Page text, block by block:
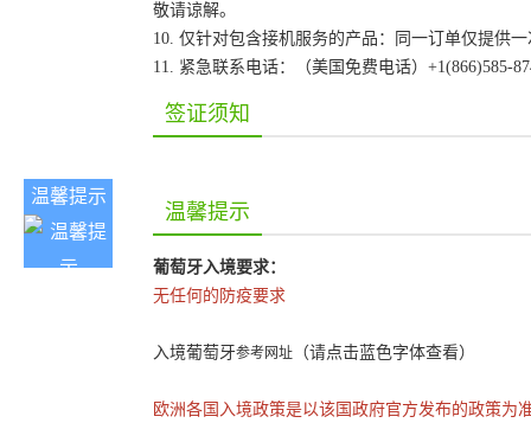
敬请谅解。
10. 仅针对包含接机服务的产品：同一订单仅提供
11. 紧急联系电话：（美国免费电话）+1(866)585-
签证须知
温馨提示
温馨提示
葡萄牙入境要求：
无任何的防疫要求
入境葡萄牙参考网址 （请点击蓝色字体查看）
欧洲各国入境政策是以该国政府官方发布的政策为